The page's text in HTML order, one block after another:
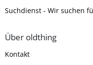
Suchdienst - Wir suchen
Über oldthing
Kontakt